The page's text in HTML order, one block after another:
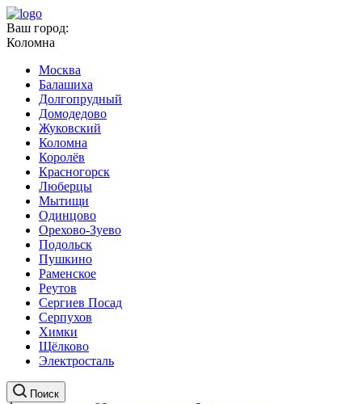
Ваш город:
Коломна
Москва
Балашиха
Долгопрудный
Домодедово
Жуковский
Коломна
Королёв
Красногорск
Люберцы
Мытищи
Одинцово
Орехово-Зуево
Подольск
Пушкино
Раменское
Реутов
Сергиев Посад
Серпухов
Химки
Щёлково
Электросталь
Поиск